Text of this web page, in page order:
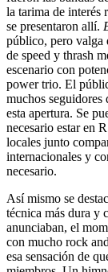
la tarima de interés
se presentaron allí.
público, pero valga
de speed y thrash
escenario con
power trio. El
muchos seguidores
esta apertura. Se
necesario estar en
locales junto
internacionales y
necesario.
Así mismo se
técnica más dura y
anunciaban, el
con mucho rock
esa sensación de